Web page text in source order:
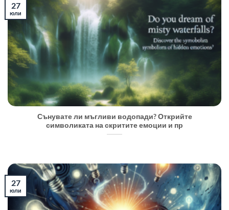
Сънувате ли мъгливи водопади? Открийте
символиката на скритите емоции и пр
27
юли
27
юли